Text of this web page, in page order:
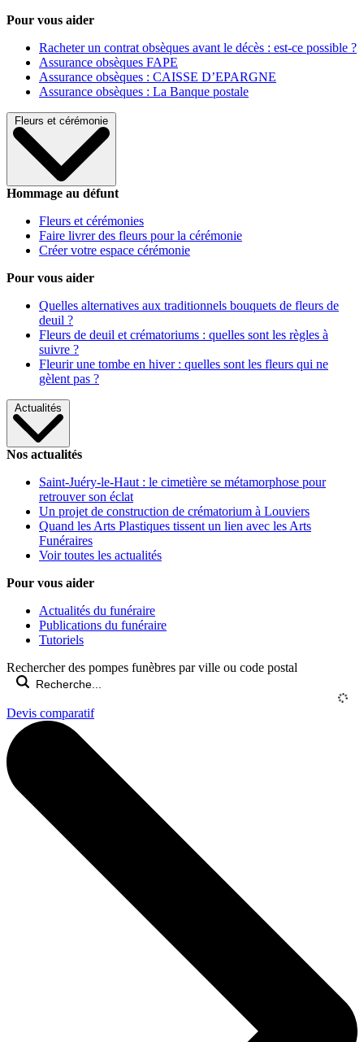
Pour vous aider
Racheter un contrat obsèques avant le décès : est-ce possible ?
Assurance obsèques FAPE
Assurance obsèques : CAISSE D’EPARGNE
Assurance obsèques : La Banque postale
Fleurs et cérémonie
Hommage au défunt
Fleurs et cérémonies
Faire livrer des fleurs pour la cérémonie
Créer votre espace cérémonie
Pour vous aider
Quelles alternatives aux traditionnels bouquets de fleurs de
deuil ?
Fleurs de deuil et crématoriums : quelles sont les règles à
suivre ?
Fleurir une tombe en hiver : quelles sont les fleurs qui ne
gèlent pas ?
Actualités
Nos actualités
Saint-Juéry-le-Haut : le cimetière se métamorphose pour
retrouver son éclat
Un projet de construction de crématorium à Louviers
Quand les Arts Plastiques tissent un lien avec les Arts
Funéraires
Voir toutes les actualités
Pour vous aider
Actualités du funéraire
Publications du funéraire
Tutoriels
Rechercher des pompes funèbres par ville ou code postal
Devis comparatif